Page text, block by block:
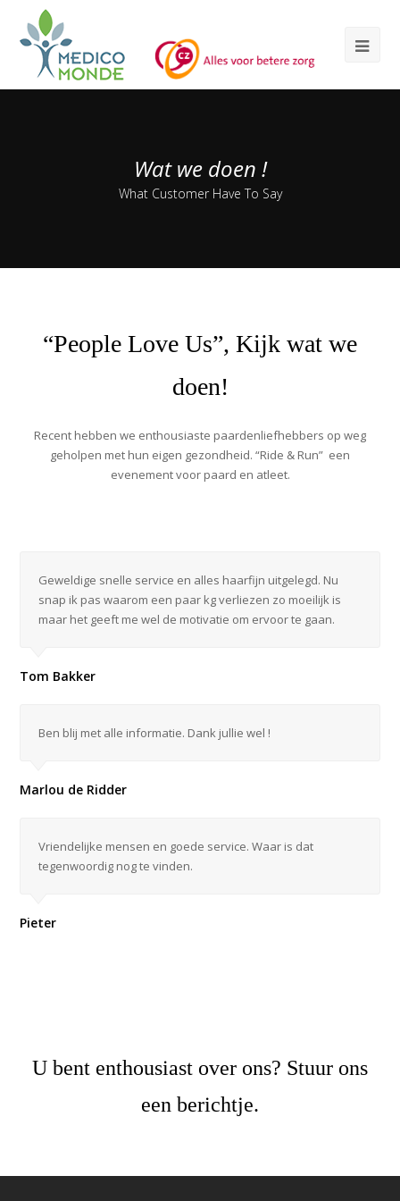
Wat we doen !
What Customer Have To Say
“People Love Us”, Kijk wat we
doen!
Recent hebben we enthousiaste paardenliefhebbers op weg
geholpen met hun eigen gezondheid. “Ride & Run” een
evenement voor paard en atleet.
Geweldige snelle service en alles haarfijn uitgelegd. Nu
snap ik pas waarom een paar kg verliezen zo moeilijk is
maar het geeft me wel de motivatie om ervoor te gaan.
Tom Bakker
Ben blij met alle informatie. Dank jullie wel !
Marlou de Ridder
Vriendelijke mensen en goede service. Waar is dat
tegenwoordig nog te vinden.
Pieter
U bent enthousiast over ons? Stuur ons
een berichtje.